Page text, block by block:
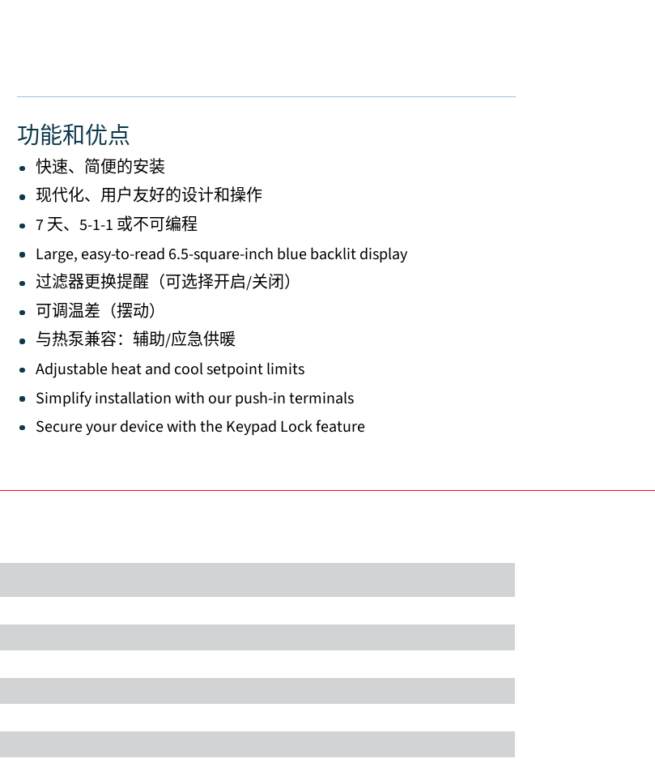
功能和优点
快速、简便的安装
现代化、用户友好的设计和操作
7 天、5-1-1 或不可编程
Large, easy-to-read 6.5-square-inch blue backlit display
过滤器更换提醒（可选择开启/关闭）
可调温差（摆动）
与热泵兼容：辅助/应急供暖
Adjustable heat and cool setpoint limits
Simplify installation with our push-in terminals
Secure your device with the Keypad Lock feature